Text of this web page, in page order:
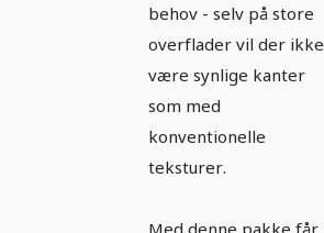
behov - selv på store
overflader vil der ikke
være synlige kanter
som med
konventionelle
teksturer.
Med denne pakke får